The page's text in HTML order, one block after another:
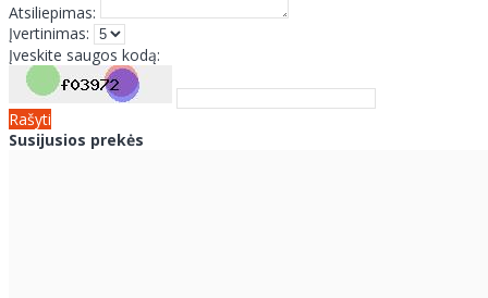
Atsiliepimas:
Įvertinimas:
Įveskite saugos kodą:
Rašyti
Susijusios prekės